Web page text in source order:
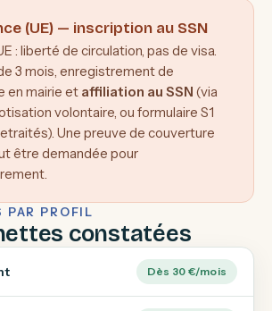
(UE) — inscription au SSN
: liberté de circulation, pas de visa.
3 mois, enregistrement de
en mairie et affiliation au SSN (via
volontaire, ou formulaire S1
Une preuve de couverture
être demandée pour
PROFIL
constatées
Dès 30 €/mois